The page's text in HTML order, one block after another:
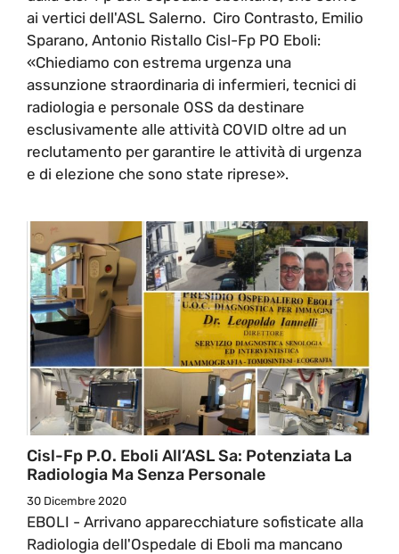
ai vertici dell'ASL Salerno. Ciro Contrasto, Emilio
Sparano, Antonio Ristallo Cisl-Fp PO Eboli:
«Chiediamo con estrema urgenza una
assunzione straordinaria di infermieri, tecnici di
radiologia e personale OSS da destinare
esclusivamente alle attività COVID oltre ad un
reclutamento per garantire le attività di urgenza
e di elezione che sono state riprese».
Cisl-Fp P.O. Eboli All’ASL Sa: Potenziata La
Radiologia Ma Senza Personale
30 Dicembre 2020
EBOLI - Arrivano apparecchiature sofisticate alla
Radiologia dell'Ospedale di Eboli ma mancano